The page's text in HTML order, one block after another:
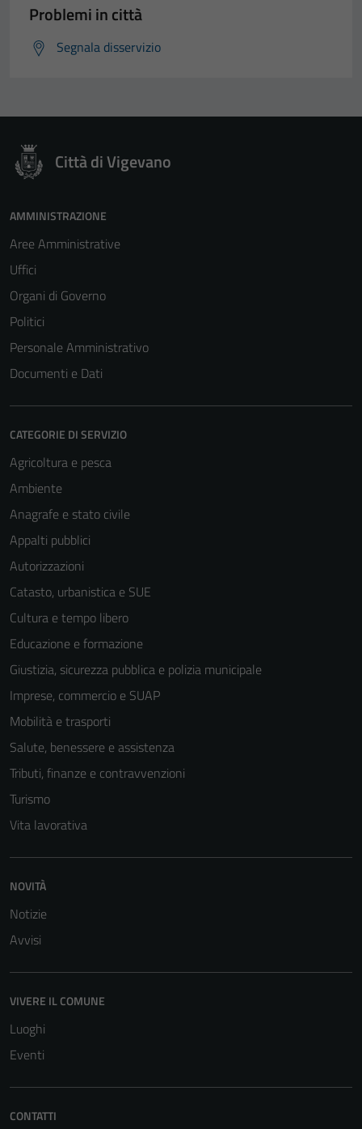
Problemi in città
Segnala disservizio
Città di Vigevano
AMMINISTRAZIONE
Aree Amministrative
Uffici
Organi di Governo
Politici
Personale Amministrativo
Documenti e Dati
CATEGORIE DI SERVIZIO
Agricoltura e pesca
Ambiente
Anagrafe e stato civile
Appalti pubblici
Autorizzazioni
Catasto, urbanistica e SUE
Cultura e tempo libero
Educazione e formazione
Giustizia, sicurezza pubblica e polizia municipale
Imprese, commercio e SUAP
Mobilità e trasporti
Salute, benessere e assistenza
Tributi, finanze e contravvenzioni
Turismo
Vita lavorativa
NOVITÀ
Notizie
Avvisi
VIVERE IL COMUNE
Luoghi
Eventi
CONTATTI
Questi cookie